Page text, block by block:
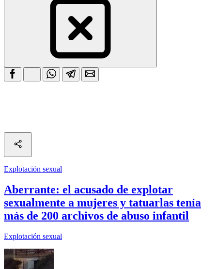
Explotación sexual
Aberrante: el acusado de explotar
sexualmente a mujeres y tatuarlas tenía
más de 200 archivos de abuso infantil
Explotación sexual